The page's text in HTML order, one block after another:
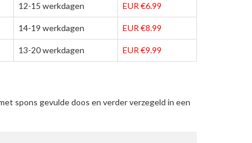
12-15 werkdagen EUR €6.99
14-19 werkdagen EUR €8.99
13-20 werkdagen EUR €9.99
spons gevulde doos en verder verzegeld in een